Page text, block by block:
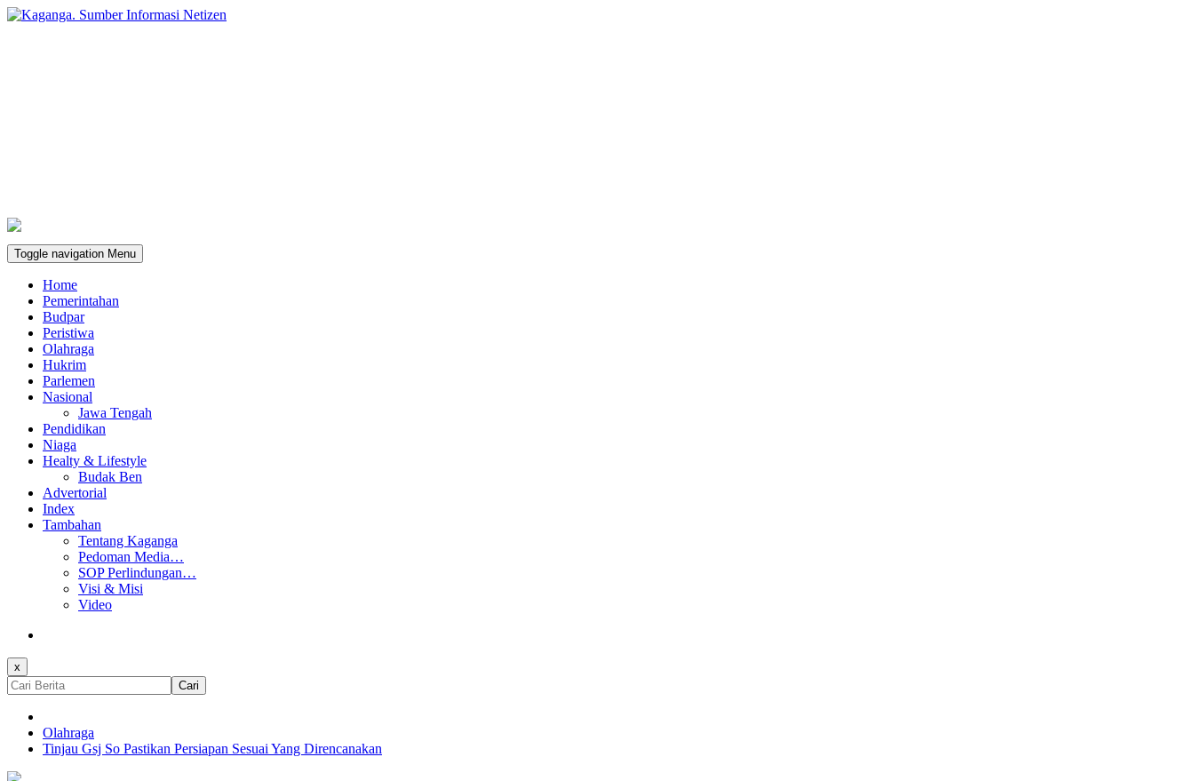
Toggle navigation Menu
Home
Pemerintahan
Budpar
Peristiwa
Olahraga
Hukrim
Parlemen
Nasional
Jawa Tengah
Pendidikan
Niaga
Healty & Lifestyle
Budak Ben
Advertorial
Index
Tambahan
Tentang Kaganga
Pedoman Media…
SOP Perlindungan…
Visi & Misi
Video
x
Cari
Olahraga
Tinjau Gsj So Pastikan Persiapan Sesuai Yang Direncanakan